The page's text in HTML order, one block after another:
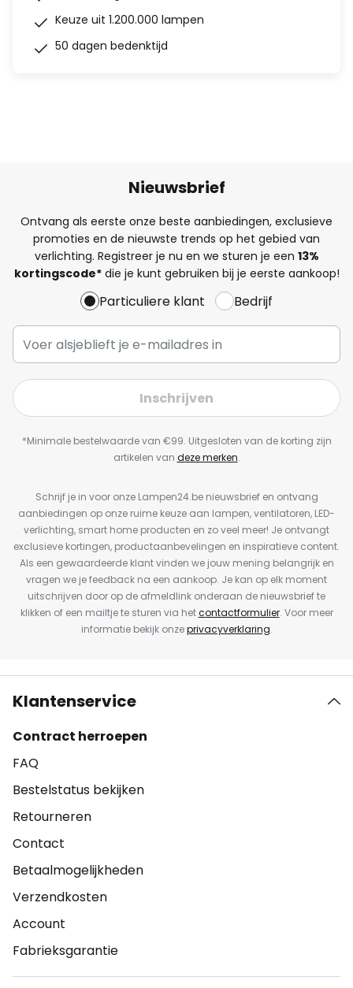
Keuze uit 1.200.000 lampen
50 dagen bedenktijd
Nieuwsbrief
Ontvang als eerste onze beste aanbiedingen, exclusieve
promoties en de nieuwste trends op het gebied van
verlichting. Registreer je nu en we sturen je een 13%
kortingscode*die je kunt gebruiken bij je eerste aankoop!
Particuliere klant Bedrijf
Inschrijven
*Minimale bestelwaarde van €99. Uitgesloten van de korting zijn
artikelen van deze merken.
Schrijf je in voor onze Lampen24.be nieuwsbrief en ontvang
aanbiedingen op onze ruime keuze aan lampen, ventilatoren, LED-
verlichting, smart home producten en zo veel meer! Je ontvangt
exclusieve kortingen, productaanbevelingen en inspiratieve content.
Als een gewaardeerde klant vinden we jouw mening belangrijk en
vragen we je feedback na een aankoop. Je kan op elk moment
uitschrijven door op de afmeldlink onderaan de nieuwsbrief te
klikken of een mailtje te sturen via hetcontactformulier. Voor meer
informatie bekijk onzeprivacyverklaring.
Klantenservice
Contract herroepen
FAQ
Bestelstatus bekijken
Retourneren
Contact
Betaalmogelijkheden
Verzendkosten
Account
Fabrieksgarantie